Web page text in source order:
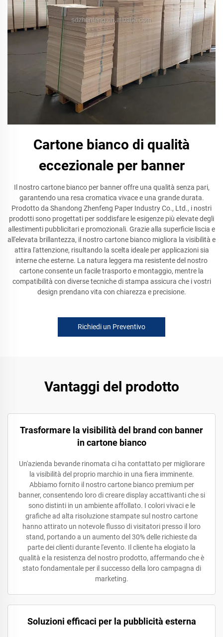
Cartone bianco di qualità
eccezionale per banner
Il nostro cartone bianco per banner offre una qualità senza pari,
garantendo una resa cromatica vivace e una grande durata.
Prodotto da Shandong Zhenfeng Paper Industry Co., Ltd., i nostri
prodotti sono progettati per soddisfare le esigenze più elevate degli
allestimenti pubblicitari e promozionali. Grazie alla superficie liscia e
all'elevata brillantezza, il nostro cartone bianco migliora la visibilità e
attira l'attenzione, risultando la scelta ideale per applicazioni sia
interne che esterne. La natura leggera ma resistente del nostro
cartone consente un facile trasporto e montaggio, mentre la
compatibilità con diverse tecniche di stampa assicura che i vostri
design prendano vita con chiarezza e precisione.
Richiedi un Preventivo
Vantaggi del prodotto
Trasformare la visibilità del brand con banner
in cartone bianco
Un'azienda bevande rinomata ci ha contattato per migliorare
la visibilità del proprio marchio in una fiera imminente.
Abbiamo fornito il nostro cartone bianco premium per
banner, consentendo loro di creare display accattivanti che si
sono distinti in un ambiente affollato. I colori vivaci e le
grafiche ad alta risoluzione stampate sul nostro cartone
hanno attirato un notevole flusso di visitatori presso il loro
stand, portando a un aumento del 30% delle richieste da
parte dei clienti durante l'evento. Il cliente ha elogiato la
qualità e la resistenza del nostro prodotto, affermando che è
stato fondamentale per il successo della loro campagna di
marketing.
Soluzioni efficaci per la pubblicità esterna